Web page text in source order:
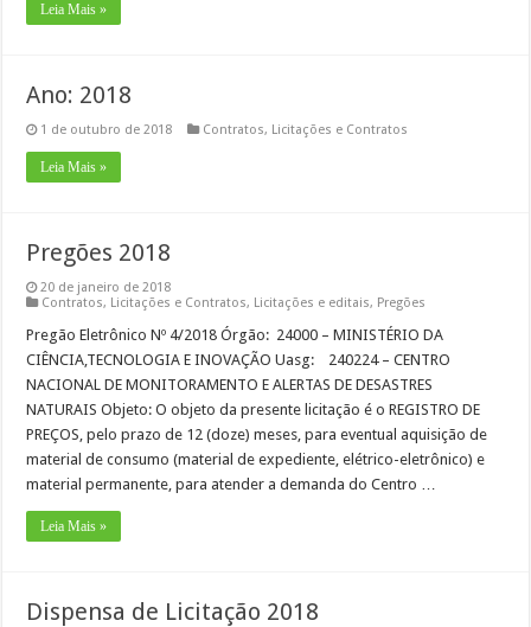
Leia Mais »
Ano: 2018
1 de outubro de 2018 Contratos, Licitações e Contratos
Leia Mais »
Pregões 2018
20 de janeiro de 2018
Contratos, Licitações e Contratos, Licitações e editais, Pregões
Pregão Eletrônico Nº 4/2018 Órgão: 24000 – MINISTÉRIO DA
CIÊNCIA,TECNOLOGIA E INOVAÇÃO Uasg: 240224 – CENTRO
NACIONAL DE MONITORAMENTO E ALERTAS DE DESASTRES
NATURAIS Objeto: O objeto da presente licitação é o REGISTRO DE
PREÇOS, pelo prazo de 12 (doze) meses, para eventual aquisição de
material de consumo (material de expediente, elétrico-eletrônico) e
material permanente, para atender a demanda do Centro …
Leia Mais »
Dispensa de Licitação 2018